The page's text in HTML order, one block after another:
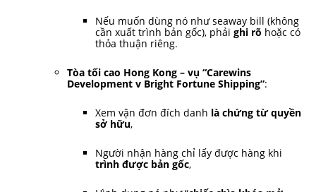
Nếu muốn dùng nó như seaway bill (không
cần xuất trình bản gốc), phải ghi rõ hoặc có
thỏa thuận riêng.
Tòa tối cao Hong Kong – vụ “Carewins
Development v Bright Fortune Shipping”:
Xem vận đơn đích danh là chứng từ quyền
sở hữu,
Người nhận hàng chỉ lấy được hàng khi
trình được bản gốc,